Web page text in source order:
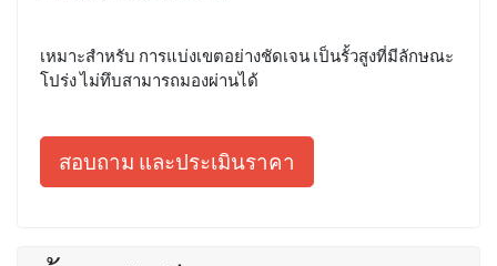
เหมาะสำหรับ การแบ่งเขตอย่างชัดเจน เป็นรั้วสูงที่มีลักษณะ
โปร่ง ไม่ทึบสามารถมองผ่านได้
สอบถาม และประเมินราคา